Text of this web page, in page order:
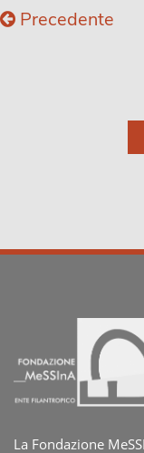
Precedente
La Fondazione